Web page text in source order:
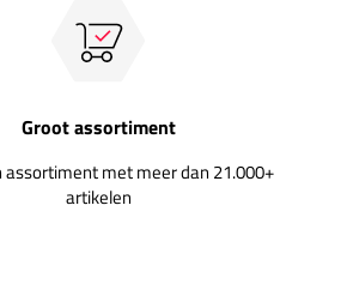
Groot assortiment
assortiment met meer dan 21.000+
artikelen